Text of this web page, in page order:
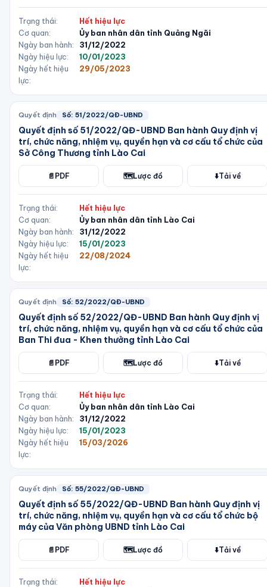
Trạng thái:
Hết hiệu lực
Cơ quan:
Ủy ban nhân dân tỉnh Quảng Ngãi
Ngày ban hành:
31/12/2022
Ngày hiệu lực:
10/01/2023
Ngày hết hiệu
lực:
29/05/2023
Quyết định Số: 51/2022/QĐ-UBND
Quyết định số 51/2022/QĐ-UBND Ban hành Quy định vị
trí, chức năng, nhiệm vụ, quyền hạn và cơ cấu tổ chức của
Sở Công Thương tỉnh Lào Cai
📄 PDF 🗺️Lược đồ ⬇️Tải về
Trạng thái:
Hết hiệu lực
Cơ quan:
Ủy ban nhân dân tỉnh Lào Cai
Ngày ban hành:
31/12/2022
Ngày hiệu lực:
15/01/2023
Ngày hết hiệu
lực:
22/08/2024
Quyết định Số: 52/2022/QĐ-UBND
Quyết định số 52/2022/QĐ-UBND Ban hành Quy định vị
trí, chức năng, nhiệm vụ, quyền hạn và cơ cấu tổ chức của
Ban Thi đua - Khen thưởng tỉnh Lào Cai
📄 PDF 🗺️Lược đồ ⬇️Tải về
Trạng thái:
Hết hiệu lực
Cơ quan:
Ủy ban nhân dân tỉnh Lào Cai
Ngày ban hành:
31/12/2022
Ngày hiệu lực:
15/01/2023
Ngày hết hiệu
lực:
15/03/2026
Quyết định Số: 55/2022/QĐ-UBND
Quyết định số 55/2022/QĐ-UBND Ban hành Quy định vị
trí, chức năng, nhiệm vụ, quyền hạn và cơ cấu tổ chức bộ
máy của Văn phòng UBND tỉnh Lào Cai
📄 PDF 🗺️Lược đồ ⬇️Tải về
Trạng thái:
Hết hiệu lực